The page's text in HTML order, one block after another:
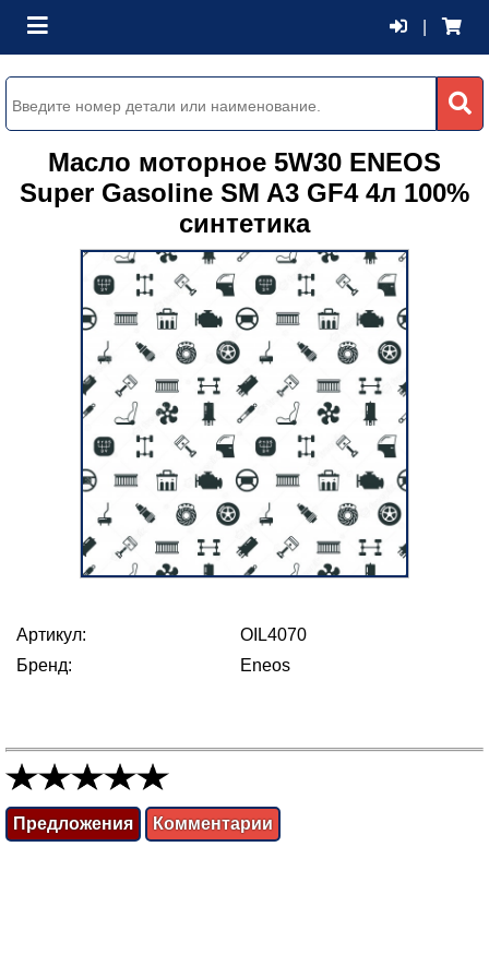
Масло моторное 5W30 ENEOS
Super Gasoline SM A3 GF4 4л 100%
синтетика
Артикул:
OIL4070
Бренд:
Eneos
Предложения Комментарии